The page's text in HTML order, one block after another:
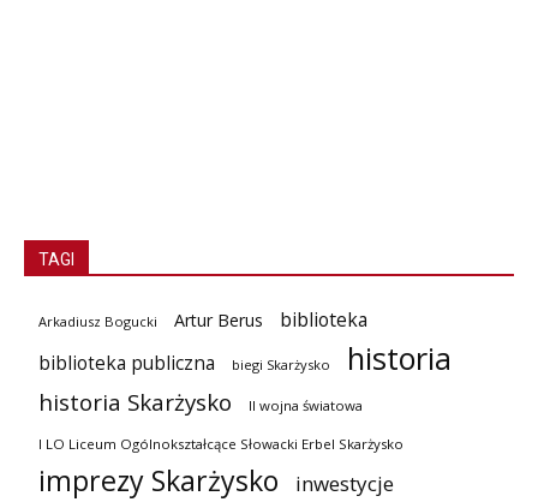
TAGI
Arkadiusz Bogucki Artur Berus
biblioteka
biblioteka publiczna
biegi Skarżysko historia
historia Skarżysko II wojna światowa
I LO Liceum Ogólnokształcące Słowacki Erbel Skarżysko
imprezy Skarżysko inwestycje